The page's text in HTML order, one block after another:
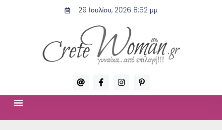
29 Ιουλίου, 2026 8:52 μμ
A
t
F
a
c
I
n
s
P
i
n